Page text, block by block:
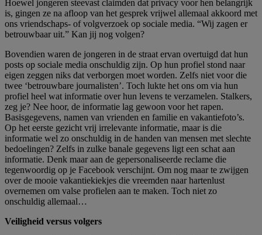
Hoewel jongeren steevast claimden dat privacy voor hen belangrijk
is, gingen ze na afloop van het gesprek vrijwel allemaal akkoord met
ons vriendschaps- of volgverzoek op sociale media. “Wij zagen er
betrouwbaar uit.” Kan jij nog volgen?
Bovendien waren de jongeren in de straat ervan overtuigd dat hun
posts op sociale media onschuldig zijn. Op hun profiel stond naar
eigen zeggen niks dat verborgen moet worden. Zelfs niet voor die
twee ‘betrouwbare journalisten’. Toch lukte het ons om via hun
profiel heel wat informatie over hun levens te verzamelen. Stalkers,
zeg je? Nee hoor, de informatie lag gewoon voor het rapen.
Basisgegevens, namen van vrienden en familie en vakantiefoto’s.
Op het eerste gezicht vrij irrelevante informatie, maar is die
informatie wel zo onschuldig in de handen van mensen met slechte
bedoelingen? Zelfs in zulke banale gegevens ligt een schat aan
informatie. Denk maar aan de gepersonaliseerde reclame die
tegenwoordig op je Facebook verschijnt. Om nog maar te zwijgen
over de mooie vakantiekiekjes die vreemden naar hartenlust
overnemen om valse profielen aan te maken. Toch niet zo
onschuldig allemaal…
Veiligheid versus volgers